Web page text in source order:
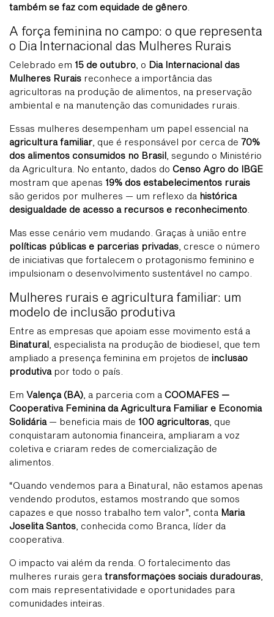
também se faz com equidade de gênero
A força feminina no campo: o que representa
o Dia Internacional das Mulheres Rurais
Celebrado em 15 de outubro , o Dia Internacional das
Mulheres Rurais reconhece a importância das
agricultoras na produção de alimentos, na preservação
ambiental e na manutenção das comunidades rurais.
Essas mulheres desempenham um papel essencial na
agricultura familiar , que é responsável por cerca de 70%
dos alimentos consumidos no Brasil , segundo o Ministério
da Agricultura. No entanto, dados do Censo Agro do IBGE
mostram que apenas 19% dos estabelecimentos rurais
são geridos por mulheres — um reflexo da histórica
desigualdade de acesso a recursos e reconhecimento
Mas esse cenário vem mudando. Graças à união entre
políticas públicas e parcerias privadas , cresce o número
de iniciativas que fortalecem o protagonismo feminino e
impulsionam o desenvolvimento sustentável no campo.
Mulheres rurais e agricultura familiar: um
modelo de inclusão produtiva
Entre as empresas que apoiam esse movimento está a
Binatural , especialista na produção de biodiesel, que tem
ampliado a presença feminina em projetos de inclusão
produtivapor todo o país.
Em Valença (BA) , a parceria com a COOMAFES —
Cooperativa Feminina da Agricultura Familiar e Economia
Solidária— beneficia mais de 100 agricultoras , que
conquistaram autonomia financeira, ampliaram a voz
coletiva e criaram redes de comercialização de
alimentos.
“Quando vendemos para a Binatural, não estamos apenas
vendendo produtos, estamos mostrando que somos
capazes e que nosso trabalho tem valor”, conta Maria
Joselita Santos , conhecida como Branca, líder da
cooperativa.
O impacto vai além da renda. O fortalecimento das
mulheres rurais gera transformações sociais duradouras
com mais representatividade e oportunidades para
comunidades inteiras.